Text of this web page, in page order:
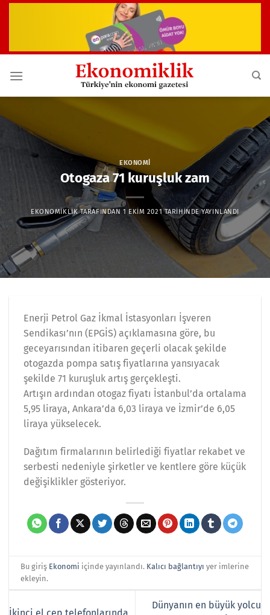
EKONOMI
Otogaza 71 kuruşluk zam
EKONOMIKLIKTARAFINDAN 1 EKIM 2021 TARIHINDE YAYINLANDI
Enerji Petrol Gaz İkmal İstasyonları İşveren
Sendikası’nın (EPGİS) açıklamasına göre, bu
geceyarısından itibaren geçerli olacak şekilde
otogazda pompa satış fiyatlarına yansıyacak
şekilde 71 kuruşluk artış gerçekleşti.
Artışın ardından otogaz fiyatı İstanbul’da ortalama
5,95 liraya, Ankara’da 6,03 liraya ve İzmir’de 6,05
liraya yükselecek.
Dağıtım firmalarının belirlediği fiyatlar rekabet ve
serbesti nedeniyle şirketler ve kentlere göre küçük
değişiklikler gösteriyor.
Bu giriş Ekonomi içinde yayınlandı. Kalıcı bağlantıyı yer imlerine
ekleyin.
Dünyanın en büyük yolcu